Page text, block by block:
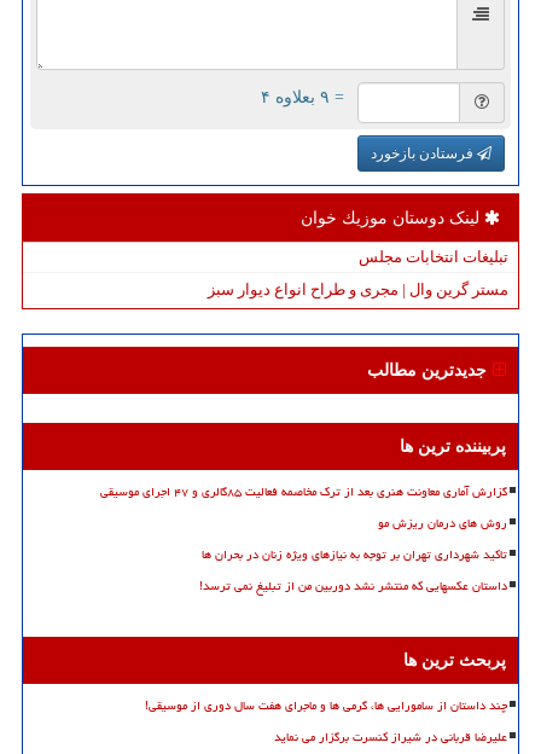
= ۹ بعلاوه ۴
فرستادن بازخورد
لینک دوستان موزیك خوان
تبلیغات انتخابات مجلس
مستر گرین وال | مجری و طراح انواع دیوار سبز
جدیدترین مطالب
پربیننده ترین ها
گزارش آماری معاونت هنری بعد از ترک مخاصمه فعالیت ۸۵گالری و ۴۷ اجرای موسیقی
روش های درمان ریزش مو
تاکید شهرداری تهران بر توجه به نیازهای ویژه زنان در بحران ها
داستان عکسهایی که منتشر نشد دوربین من از تبلیغ نمی ترسد!
پربحث ترین ها
چند داستان از سامورایی ها، گرمی ها و ماجرای هفت سال دوری از موسیقی!
علیرضا قربانی در شیراز کنسرت برگزار می نماید